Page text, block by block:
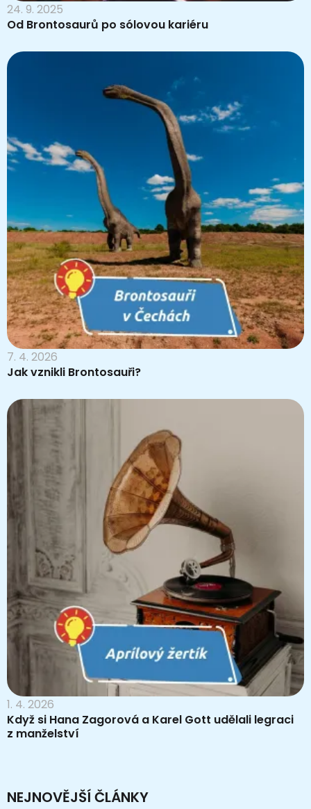
24. 9. 2025
Od Brontosaurů po sólovou kariéru
7. 4. 2026
Jak vznikli Brontosauři?
1. 4. 2026
Když si Hana Zagorová a Karel Gott udělali legraci
z manželství
NEJNOVĚJŠÍ ČLÁNKY